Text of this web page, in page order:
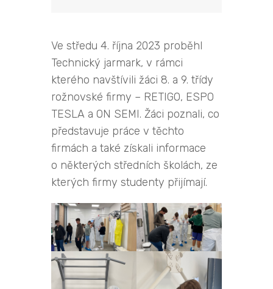
Ve středu 4. října 2023 proběhl
Technický jarmark, v rámci
kterého navštívili žáci 8. a 9. třídy
rožnovské firmy – RETIGO, ESPO
TESLA a ON SEMI. Žáci poznali, co
představuje práce v těchto
firmách a také získali informace
o některých středních školách, ze
kterých firmy studenty přijímají.